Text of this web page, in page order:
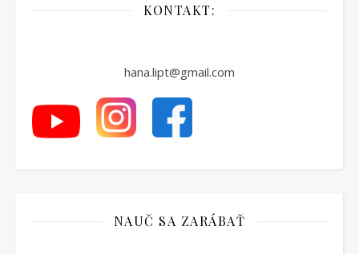
KONTAKT:
hana.lipt@gmail.com
NAUČ SA ZARÁBAŤ